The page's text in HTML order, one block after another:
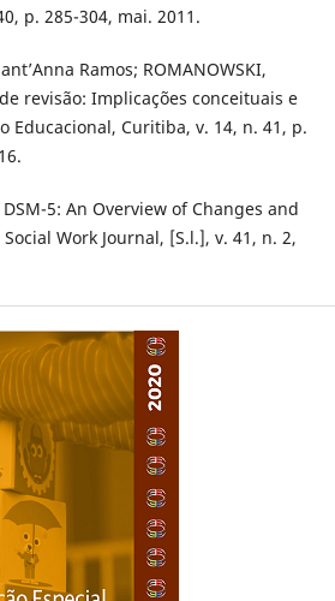
p. 285-304, mai. 2011.
Ramos; ROMANOWSKI,
revisão: Implicações conceituais e
Educacional, Curitiba, v. 14, n. 41, p.
DSM-5: An Overview of Changes and
Work Journal, [S.l.], v. 41, n. 2,